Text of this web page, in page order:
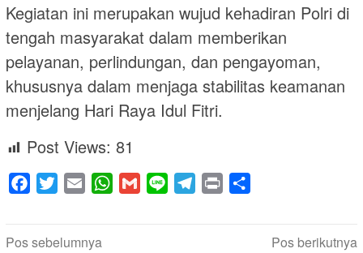
Kegiatan ini merupakan wujud kehadiran Polri di
tengah masyarakat dalam memberikan
pelayanan, perlindungan, dan pengayoman,
khususnya dalam menjaga stabilitas keamanan
menjelang Hari Raya Idul Fitri.
Post Views: 81
Facebook
Twitter Email WhatsApp
Gmail Line Telegram
Print
Navigasi
Pos sebelumnya
Pos berikutnya